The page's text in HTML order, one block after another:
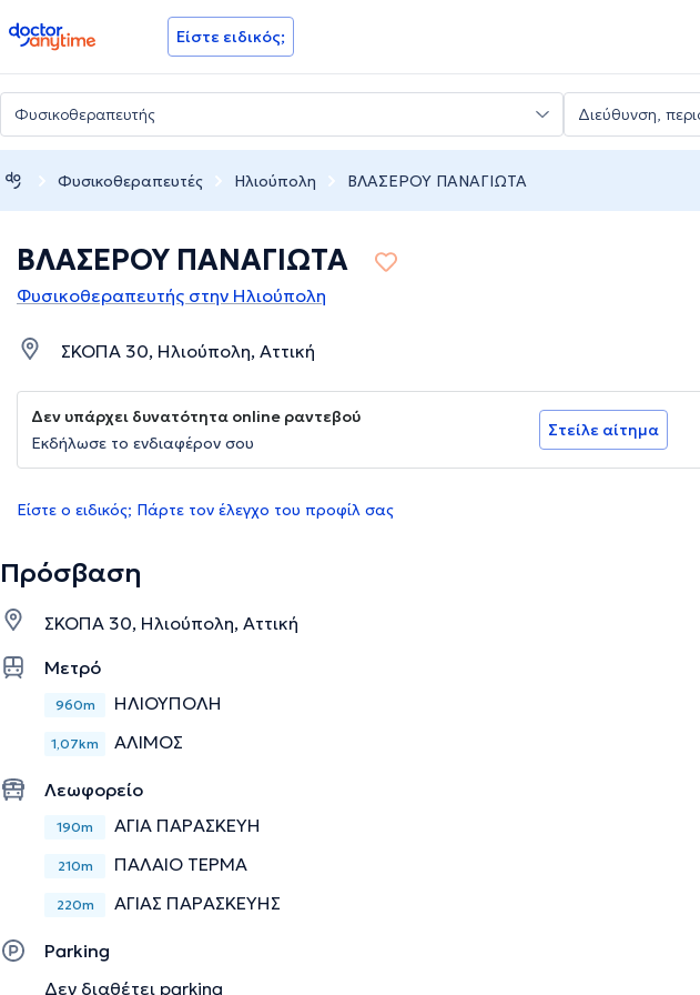
doctoranytime Είστε ειδικός;
Φυσικοθεραπευτές Ηλιούπολη ΒΛΑΣΕΡΟΥ ΠΑΝΑΓΙΩΤΑ
ΒΛΑΣΕΡΟΥ ΠΑΝΑΓΙΩΤΑ
Φυσικοθεραπευτής στην Ηλιούπολη
ΣΚΟΠΑ 30, Ηλιούπολη, Αττική
Δεν υπάρχει δυνατότητα online ραντεβού
Εκδήλωσε το ενδιαφέρον σου
Στείλε αίτημα
Είστε ο ειδικός; Πάρτε τον έλεγχο του προφίλ σας
Πρόσβαση
ΣΚΟΠΑ 30, Ηλιούπολη, Αττική
Μετρό
960m ΗΛΙΟΥΠΟΛΗ
1,07km ΑΛΙΜΟΣ
Λεωφορείο
190m ΑΓΙΑ ΠΑΡΑΣΚΕΥΗ
210m ΠΑΛΑΙΟ ΤΕΡΜΑ
220m ΑΓΙΑΣ ΠΑΡΑΣΚΕΥΗΣ
Parking
Δεν διαθέτει parking